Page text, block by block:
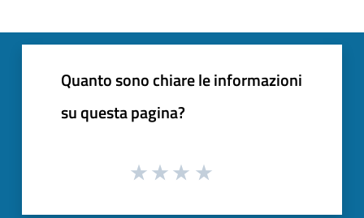
Quanto sono chiare le informazioni
su questa pagina?